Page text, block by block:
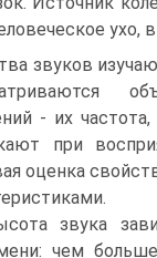
ухо,
звуков
- их
при
оценка
звука
чем